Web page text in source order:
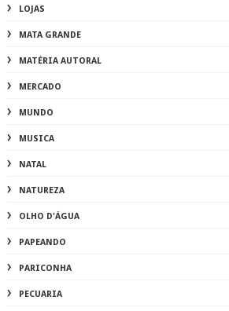
LOJAS
MATA GRANDE
MATÉRIA AUTORAL
MERCADO
MUNDO
MUSICA
NATAL
NATUREZA
OLHO D'ÁGUA
PAPEANDO
PARICONHA
PECUARIA